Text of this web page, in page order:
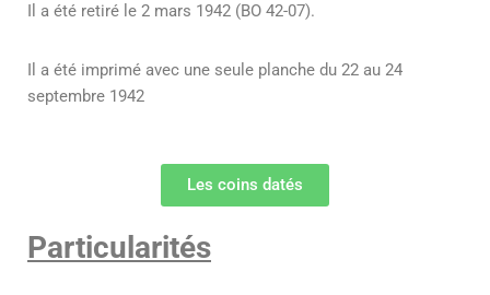
Il a été retiré le 2 mars 1942 (BO 42-07).
Il a été imprimé avec une seule planche du 22 au 24
septembre 1942
Les coins datés
Particularités